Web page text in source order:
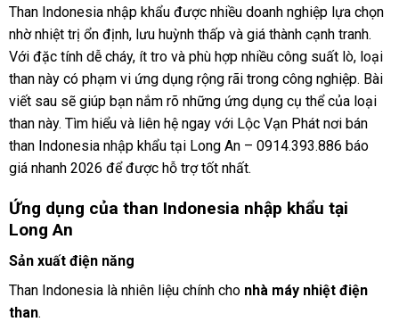
Than Indonesia nhập khẩu được nhiều doanh nghiệp lựa chọn
nhờ nhiệt trị ổn định, lưu huỳnh thấp và giá thành cạnh tranh.
Với đặc tính dễ cháy, ít tro và phù hợp nhiều công suất lò, loại
than này có phạm vi ứng dụng rộng rãi trong công nghiệp. Bài
viết sau sẽ giúp bạn nắm rõ những ứng dụng cụ thể của loại
than này. Tìm hiểu và liên hệ ngay với Lộc Vạn Phát nơi bán
than Indonesia nhập khẩu tại Long An – 0914.393.886 báo
giá nhanh 2026 để được hỗ trợ tốt nhất.
Ứng dụng của than Indonesia nhập khẩu tại
Long An
Sản xuất điện năng
Than Indonesia là nhiên liệu chính cho nhà máy nhiệt điện
than.